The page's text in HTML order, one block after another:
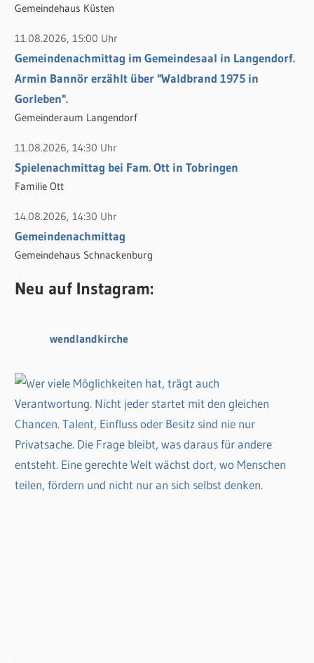
:Gemeindehaus Küsten
11.08.2026, 15:00 Uhr
Gemeindenachmittag im Gemeindesaal in Langendorf.
Armin Bannör erzählt über "Waldbrand 1975 in
Gorleben".
Gemeinderaum Langendorf
11.08.2026, 14:30 Uhr
Spielenachmittag bei Fam. Ott in Tobringen
Familie Ott
14.08.2026, 14:30 Uhr
Gemeindenachmittag
Gemeindehaus Schnackenburg
Neu auf Instagram:
wendlandkirche